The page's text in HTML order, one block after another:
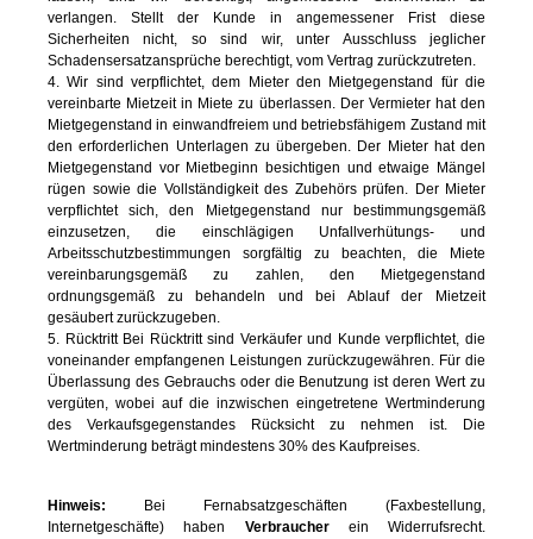
verlangen. Stellt der Kunde in angemessener Frist diese
Sicherheiten nicht, so sind wir, unter Ausschluss jeglicher
Schadensersatzansprüche berechtigt, vom Vertrag zurückzutreten.
4. Wir sind verpflichtet, dem Mieter den Mietgegenstand für die
vereinbarte Mietzeit in Miete zu überlassen. Der Vermieter hat den
Mietgegenstand in einwandfreiem und betriebsfähigem Zustand mit
den erforderlichen Unterlagen zu übergeben. Der Mieter hat den
Mietgegenstand vor Mietbeginn besichtigen und etwaige Mängel
rügen sowie die Vollständigkeit des Zubehörs prüfen. Der Mieter
verpflichtet sich, den Mietgegenstand nur bestimmungsgemäß
einzusetzen, die einschlägigen Unfallverhütungs- und
Arbeitsschutzbestimmungen sorgfältig zu beachten, die Miete
vereinbarungsgemäß zu zahlen, den Mietgegenstand
ordnungsgemäß zu behandeln und bei Ablauf der Mietzeit
gesäubert zurückzugeben.
5. Rücktritt Bei Rücktritt sind Verkäufer und Kunde verpflichtet, die
voneinander empfangenen Leistungen zurückzugewähren. Für die
Überlassung des Gebrauchs oder die Benutzung ist deren Wert zu
vergüten, wobei auf die inzwischen eingetretene Wertminderung
des Verkaufsgegenstandes Rücksicht zu nehmen ist. Die
Wertminderung beträgt mindestens 30% des Kaufpreises.
Hinweis:
Bei Fernabsatzgeschäften (Faxbestellung,
Internetgeschäfte) haben
Verbraucher
ein Widerrufsrecht.